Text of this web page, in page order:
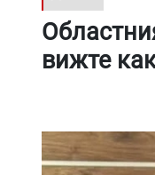
вижте